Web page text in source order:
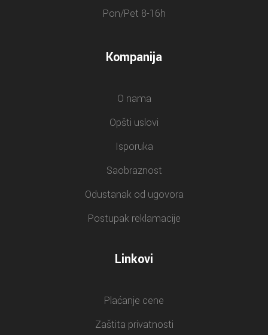
Pon/Pet 8-16h
Kompanija
O nama
Opšti uslovi
Isporuka
Saobraznost
Odustanak od ugovora
Postupak reklamacije
Linkovi
Plaćanje cene
Zaštita privatnosti